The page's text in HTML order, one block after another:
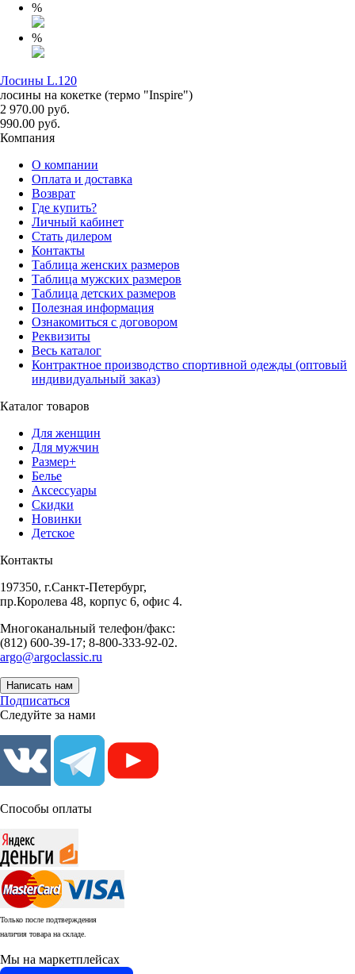
%
%
Лосины L.120
лосины на кокетке (термо "Inspire")
2 970.00 руб.
990.00 руб.
Компания
О компании
Оплата и доставка
Возврат
Где купить?
Личный кабинет
Стать дилером
Контакты
Таблица женских размеров
Таблица мужских размеров
Таблица детских размеров
Полезная информация
Ознакомиться с договором
Реквизиты
Весь каталог
Контрактное производство спортивной одежды (оптовый
индивидуальный заказ)
Каталог товаров
Для женщин
Для мужчин
Размер+
Белье
Аксессуары
Скидки
Новинки
Детское
Контакты
197350, г.Санкт-Петербург,
пр.Королева 48, корпус 6, офис 4.
Многоканальный телефон/факс:
(812) 600-39-17; 8-800-333-92-02.
argo@argoclassic.ru
Написать нам
Подписаться
Следуйте за нами
Способы оплаты
Только после подтверждения
наличия товара на складе.
Мы на маркетплейсах